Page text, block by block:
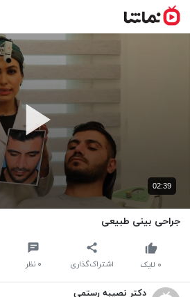
02:39
جراحی بینی طبیعی
اشتراک‌گذاری ۰ نظر ۰ لایک
دکتر نصیبه رستمی